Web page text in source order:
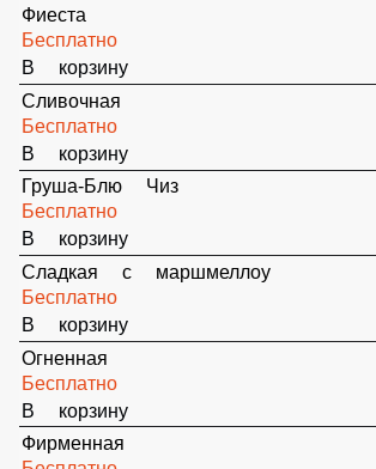
Фирменная
Бесплатно
В корзину
Буженина с клюквой
Бесплатно
В корзину
Океан
Бесплатно
В корзину
Оригинальная
Бесплатно
В корзину